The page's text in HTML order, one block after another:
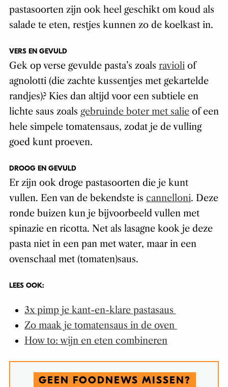
pastasoorten zijn ook heel geschikt om koud als
salade te eten, restjes kunnen zo de koelkast in.
VERS EN GEVULD
Gek op verse gevulde pasta’s zoals ravioliof
agnolotti (die zachte kussentjes met gekartelde
randjes)? Kies dan altijd voor een subtiele en
lichte saus zoals gebruinde boter met salieof een
hele simpele tomatensaus, zodat je de vulling
goed kunt proeven.
DROOG EN GEVULD
Er zijn ook droge pastasoorten die je kunt
vullen. Een van de bekendste is cannelloni. Deze
ronde buizen kun je bijvoorbeeld vullen met
spinazie en ricotta. Net als lasagne kook je deze
pasta niet in een pan met water, maar in een
ovenschaal met (tomaten)saus.
LEES OOK:
3x pimp je kant-en-klare pastasaus
Zo maak je tomatensaus in de oven
How to: wijn en eten combineren
GEEN FOODNEWS MISSEN?